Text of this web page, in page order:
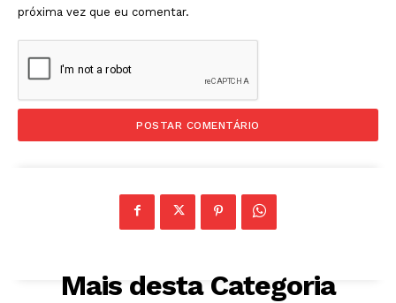
próxima vez que eu comentar.
Mais desta Categoria